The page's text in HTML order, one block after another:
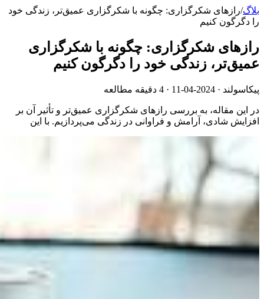
بلاگ/رازهای شکرگزاری: چگونه با شکرگزاری عمیق‌تر، زندگی خود
را دگرگون کنیم
رازهای شکرگزاری: چگونه با شکرگزاری
عمیق‌تر، زندگی خود را دگرگون کنیم
پیکاسولند · 2024-04-11 · 4 دقیقه مطالعه
در این مقاله، به بررسی رازهای شکرگزاری عمیق‌تر و تأثیر آن بر
افزایش شادی، آرامش و فراوانی در زندگی می‌پردازیم. با این